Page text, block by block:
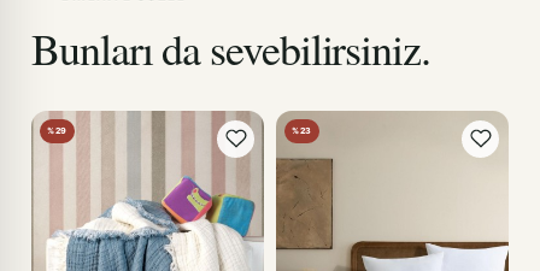
Bunları da sevebilirsiniz.
%29 %23